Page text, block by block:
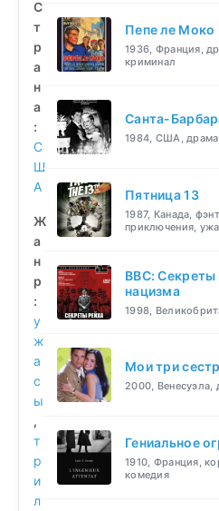
С
т
р
а
н
а
:
С
Ш
А
Ж
а
н
р
:
у
ж
а
с
ы
,
т
р
и
л
Пепе ле Моко
1936, Франция,
криминал
Санта-
1984, США,
Пятница 13
1987, Канада,
приключения,
BBC:
нацизма
1998,
Мои три
2000,
Гениальное
1910, Франция,
комедия